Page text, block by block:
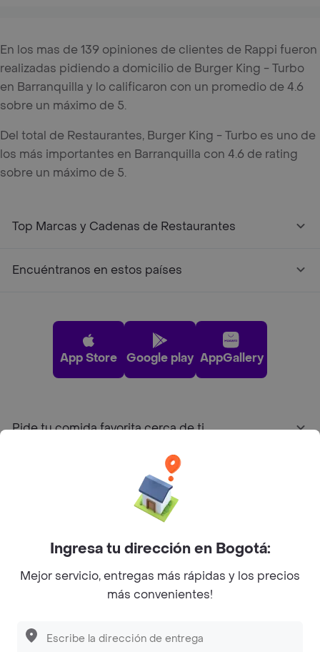
En los mas de 139 opiniones de clientes de Rappi fueron
realizadas pidiendo a domicilio de Burger King - Turbo
en Barranquilla y lo calificaron con un promedio de 4.6
sobre un máximo de 5.
Del total de Restaurantes, Burger King - Turbo es uno de
los más importantes en Barranquilla con 4.6 de rating
sobre un máximo de 5.
Top Marcas y Cadenas de Restaurantes
Encuéntranos en estos países
App Store Google play AppGallery
Pide tu comida favorita cerca de ti
Sobre Rappi
Facebook
Twitter
Instagram
©2026Rappi Inc. All rights reserved.
Ingresa tu dirección en Bogotá:
Mejor servicio, entregas más rápidas y los precios
más convenientes!